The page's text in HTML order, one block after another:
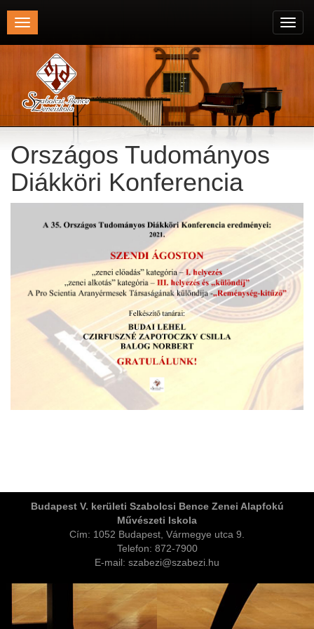
Toggle
navigation
Országos Tudományos
Diákköri Konferencia
Budapest V. kerületi Szabolcsi Bence Zenei Alapfokú
Művészeti Iskola
Cím: 1052 Budapest, Vármegye utca 9.
Telefon: 872-7900
E-mail: szabezi@szabezi.hu